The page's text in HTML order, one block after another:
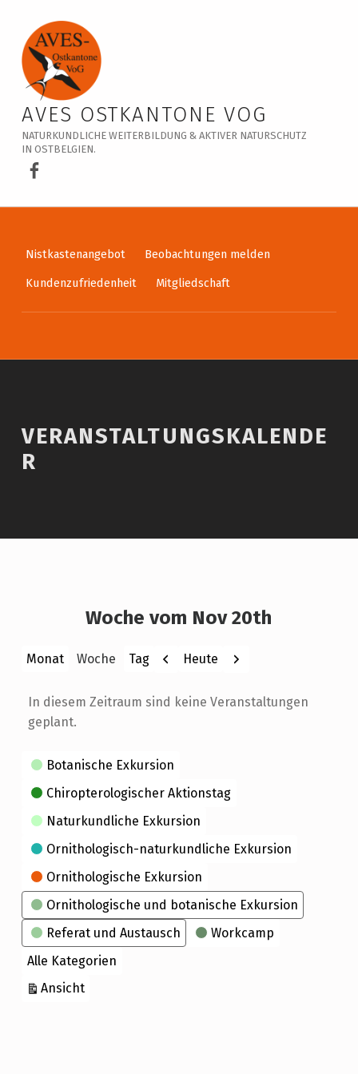
Veranstaltungskalender – AVES Ostkantone VoG
AVES OSTKANTONE VOG
NATURKUNDLICHE WEITERBILDUNG & AKTIVER NATURSCHUTZ
IN OSTBELGIEN.
AVES Ostkantone bei Facebook
Nistkastenangebot
Beobachtungen melden
Kundenzufriedenheit
Mitgliedschaft
VERANSTALTUNGSKALENDE
R
Woche vom Nov 20th
Monat Woche Tag Zurück
Heute Weiter
In diesem Zeitraum sind keine Veranstaltungen
geplant.
Kategorien
Botanische Exkursion
Chiropterologischer Aktionstag
Naturkundliche Exkursion
Ornithologisch-naturkundliche Exkursion
Ornithologische Exkursion
Ornithologische und botanische Exkursion
Referat und Austausch
Workcamp
Alle Kategorien
Ansichtausdrucken